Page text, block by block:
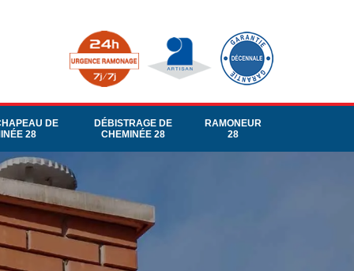
DE
28
DÉBISTRAGE DE
CHEMINÉE 28
RAMONEUR
28